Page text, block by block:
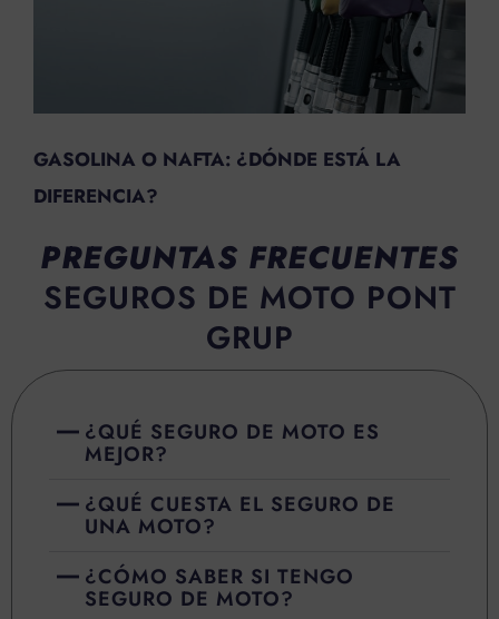
GASOLINA O NAFTA: ¿DÓNDE ESTÁ LA
DIFERENCIA?
PREGUNTAS FRECUENTES
SEGUROS DE MOTO PONT
GRUP
¿QUÉ SEGURO DE MOTO ES
MEJOR?
¿QUÉ CUESTA EL SEGURO DE
UNA MOTO?
¿CÓMO SABER SI TENGO
SEGURO DE MOTO?